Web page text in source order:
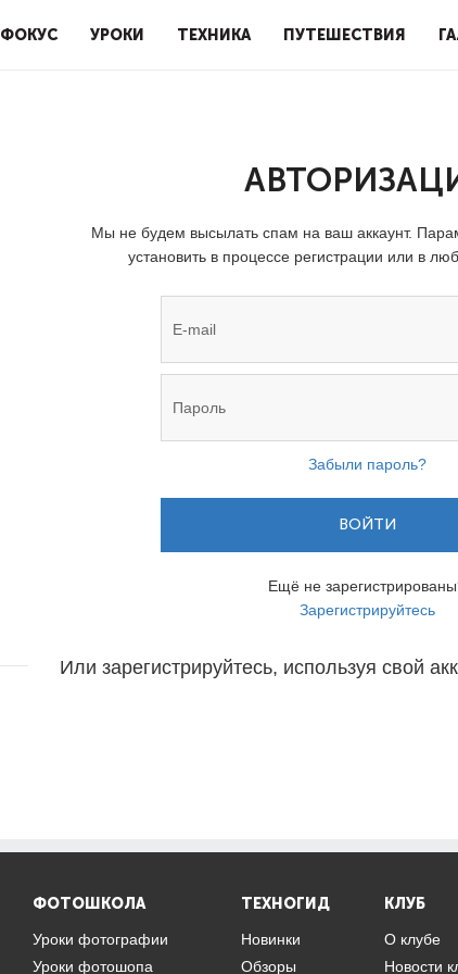
ФОКУС УРОКИ ТЕХНИКА ПУТЕШЕСТВИЯ
Мы не будем высылать спам на ваш аккаунт.
установить в процессе регистрации или в
Забыли пароль?
ВОЙТИ
Ещё не
Зарегистрируйтесь
Или зарегистрируйтесь, используя свой
ФОТОШКОЛА
Уроки фотографии
Уроки фотошопа
ТЕХНОГИД
Новинки
Обзоры
КЛУБ
О клубе
Новости